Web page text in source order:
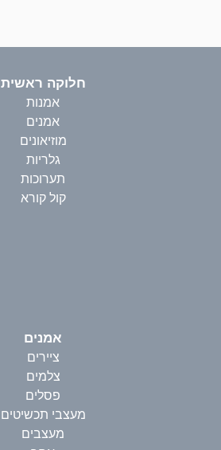
חלוקה ראשית
אמנות
אמנים
מוזיאונים
גלריות
תערוכות
קול קורא
אמנים
ציירים
צלמים
פסלים
מעצבי תכשיטים
מעצבים